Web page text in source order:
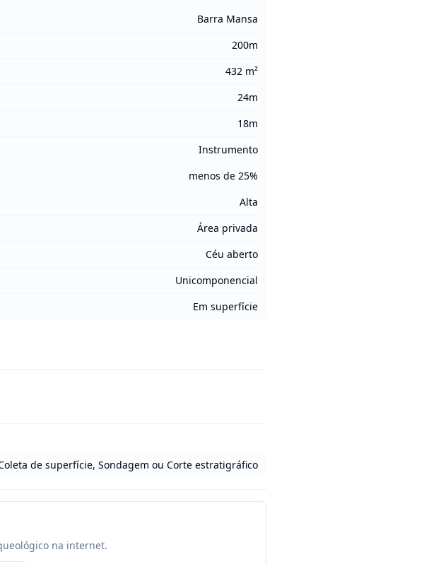
Barra Mansa
200m
432 m²
24m
18m
Instrumento
menos de 25%
Alta
Área privada
Céu aberto
Unicomponencial
Em superfície
de superfície, Sondagem ou Corte estratigráfico
na internet.